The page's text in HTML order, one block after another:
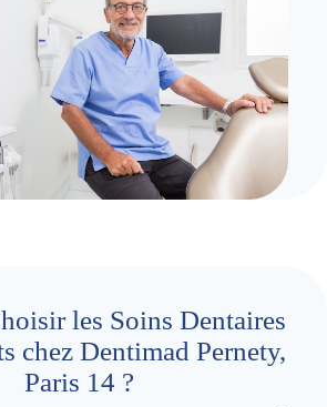
les Soins Dentaires
chez Dentimad Pernety,
Paris 14 ?